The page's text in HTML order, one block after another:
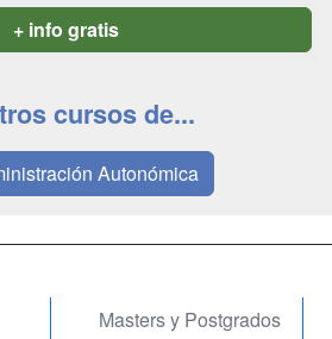
+ info gratis
cursos de...
Autonómica
Masters y Postgrados